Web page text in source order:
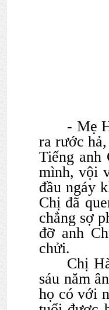
- Mẹ
ra rước
Tiếng anh
mình, vội
đầu ngáy
Chị đã
chẳng sợ
đỡ anh
chửi.
Chị
sáu năm
họ có với